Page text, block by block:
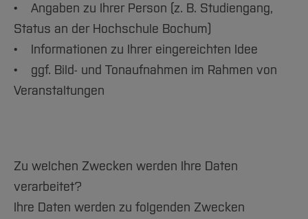
• Angaben zu Ihrer Person (z. B. Studiengang,
Status an der Hochschule Bochum)
• Informationen zu Ihrer eingereichten Idee
• ggf. Bild- und Tonaufnahmen im Rahmen von
Veranstaltungen
Zu welchen Zwecken werden Ihre Daten
verarbeitet?
Ihre Daten werden zu folgenden Zwecken